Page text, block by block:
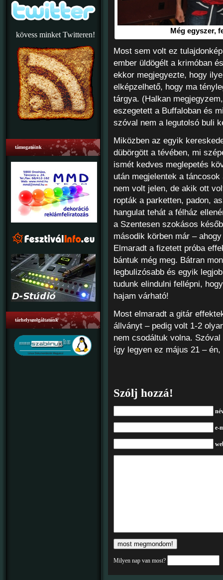
kövess minket Twitteren!
támogatóink
tárhelyszolgáltatónk
Még egyszer,
Most sem volt ez
ember üldögélt a krimóban
ekkor megjegyezte, hogy
elképzelhető, hogy ma
tárgya. (Halkan
eszegetett a Buffaloban és
szóval nem a legutolsó buli
Miközben az egyik
dübörgött a tévében, mi
ismét kedves meglepetés
után megjelentek a
nem volt jelen, de akik ott
ropták a parketten, padon,
hangulat tehát a félház
a Szentesen szokásos
második körben már –
Elmaradt a fizetett próba
bántuk még meg. Bátran
legbulizósabb és egyik
tudunk elindulni fellépni,
hajam várható!
Most elmaradt a gitár
állványt – pedig volt 1-2
nem csodáltuk volna.
így legyen ez május 21 –
Szólj hozzá!
e-
Milyen nap van most?